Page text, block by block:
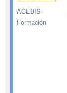
ACEDIS
Formación